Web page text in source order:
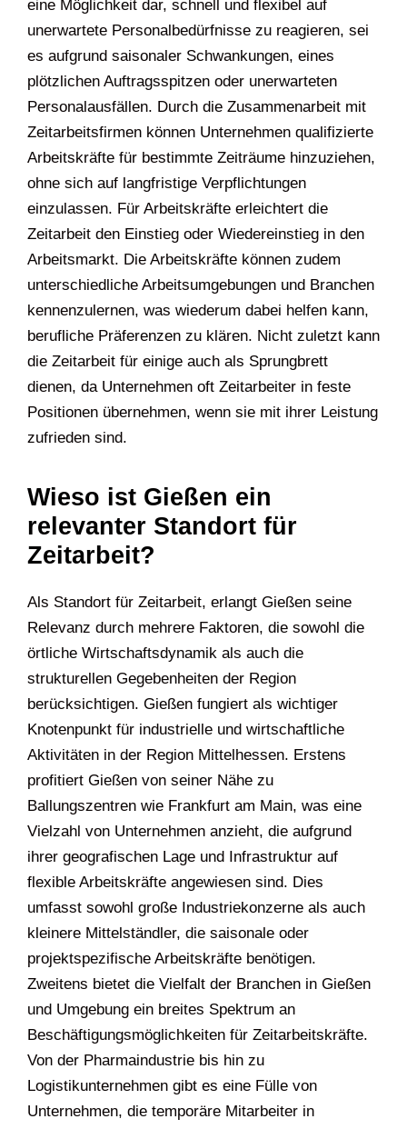
eine Möglichkeit dar, schnell und flexibel auf
unerwartete Personalbedürfnisse zu reagieren, sei
es aufgrund saisonaler Schwankungen, eines
plötzlichen Auftragsspitzen oder unerwarteten
Personalausfällen. Durch die Zusammenarbeit mit
Zeitarbeitsfirmen können Unternehmen qualifizierte
Arbeitskräfte für bestimmte Zeiträume hinzuziehen,
ohne sich auf langfristige Verpflichtungen
einzulassen. Für Arbeitskräfte erleichtert die
Zeitarbeit den Einstieg oder Wiedereinstieg in den
Arbeitsmarkt. Die Arbeitskräfte können zudem
unterschiedliche Arbeitsumgebungen und Branchen
kennenzulernen, was wiederum dabei helfen kann,
berufliche Präferenzen zu klären. Nicht zuletzt kann
die Zeitarbeit für einige auch als Sprungbrett
dienen, da Unternehmen oft Zeitarbeiter in feste
Positionen übernehmen, wenn sie mit ihrer Leistung
zufrieden sind.
Wieso ist Gießen ein
relevanter Standort für
Zeitarbeit?
Als Standort für Zeitarbeit, erlangt Gießen seine
Relevanz durch mehrere Faktoren, die sowohl die
örtliche Wirtschaftsdynamik als auch die
strukturellen Gegebenheiten der Region
berücksichtigen. Gießen fungiert als wichtiger
Knotenpunkt für industrielle und wirtschaftliche
Aktivitäten in der Region Mittelhessen. Erstens
profitiert Gießen von seiner Nähe zu
Ballungszentren wie Frankfurt am Main, was eine
Vielzahl von Unternehmen anzieht, die aufgrund
ihrer geografischen Lage und Infrastruktur auf
flexible Arbeitskräfte angewiesen sind. Dies
umfasst sowohl große Industriekonzerne als auch
kleinere Mittelständler, die saisonale oder
projektspezifische Arbeitskräfte benötigen.
Zweitens bietet die Vielfalt der Branchen in Gießen
und Umgebung ein breites Spektrum an
Beschäftigungsmöglichkeiten für Zeitarbeitskräfte.
Von der Pharmaindustrie bis hin zu
Logistikunternehmen gibt es eine Fülle von
Unternehmen, die temporäre Mitarbeiter in